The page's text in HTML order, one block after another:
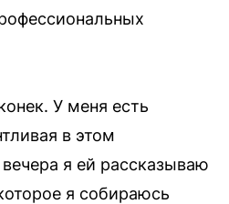
У меня есть
в этом
я ей рассказываю
я собираюсь